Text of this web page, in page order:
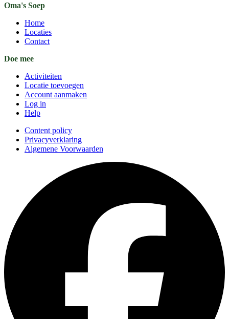
Oma's Soep
Home
Locaties
Contact
Doe mee
Activiteiten
Locatie toevoegen
Account aanmaken
Log in
Help
Content policy
Privacyverklaring
Algemene Voorwaarden